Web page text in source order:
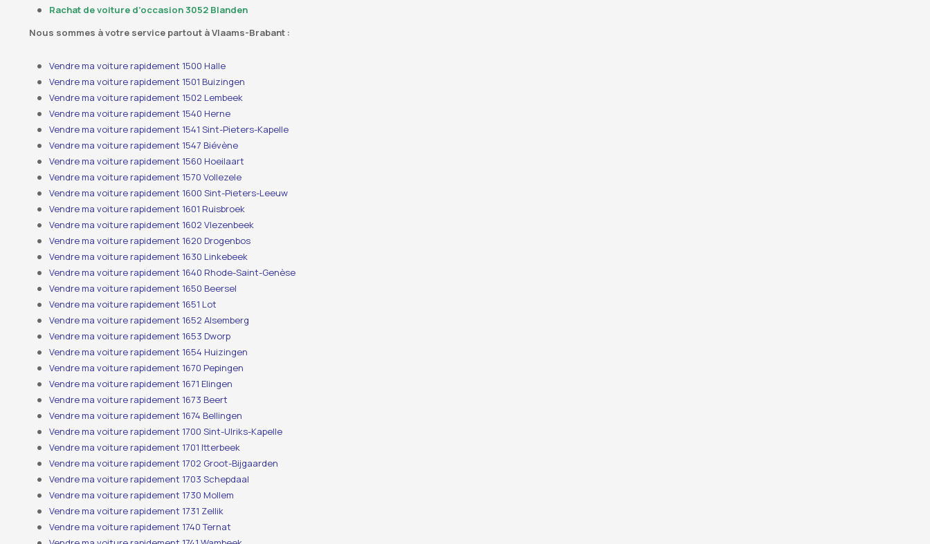
Rachat de voiture d’occasion 3052 Blanden
Nous sommes à votre service partout à Vlaams-Brabant :
Vendre ma voiture rapidement 1500 Halle
Vendre ma voiture rapidement 1501 Buizingen
Vendre ma voiture rapidement 1502 Lembeek
Vendre ma voiture rapidement 1540 Herne
Vendre ma voiture rapidement 1541 Sint-Pieters-Kapelle
Vendre ma voiture rapidement 1547 Biévène
Vendre ma voiture rapidement 1560 Hoeilaart
Vendre ma voiture rapidement 1570 Vollezele
Vendre ma voiture rapidement 1600 Sint-Pieters-Leeuw
Vendre ma voiture rapidement 1601 Ruisbroek
Vendre ma voiture rapidement 1602 Vlezenbeek
Vendre ma voiture rapidement 1620 Drogenbos
Vendre ma voiture rapidement 1630 Linkebeek
Vendre ma voiture rapidement 1640 Rhode-Saint-Genèse
Vendre ma voiture rapidement 1650 Beersel
Vendre ma voiture rapidement 1651 Lot
Vendre ma voiture rapidement 1652 Alsemberg
Vendre ma voiture rapidement 1653 Dworp
Vendre ma voiture rapidement 1654 Huizingen
Vendre ma voiture rapidement 1670 Pepingen
Vendre ma voiture rapidement 1671 Elingen
Vendre ma voiture rapidement 1673 Beert
Vendre ma voiture rapidement 1674 Bellingen
Vendre ma voiture rapidement 1700 Sint-Ulriks-Kapelle
Vendre ma voiture rapidement 1701 Itterbeek
Vendre ma voiture rapidement 1702 Groot-Bijgaarden
Vendre ma voiture rapidement 1703 Schepdaal
Vendre ma voiture rapidement 1730 Mollem
Vendre ma voiture rapidement 1731 Zellik
Vendre ma voiture rapidement 1740 Ternat